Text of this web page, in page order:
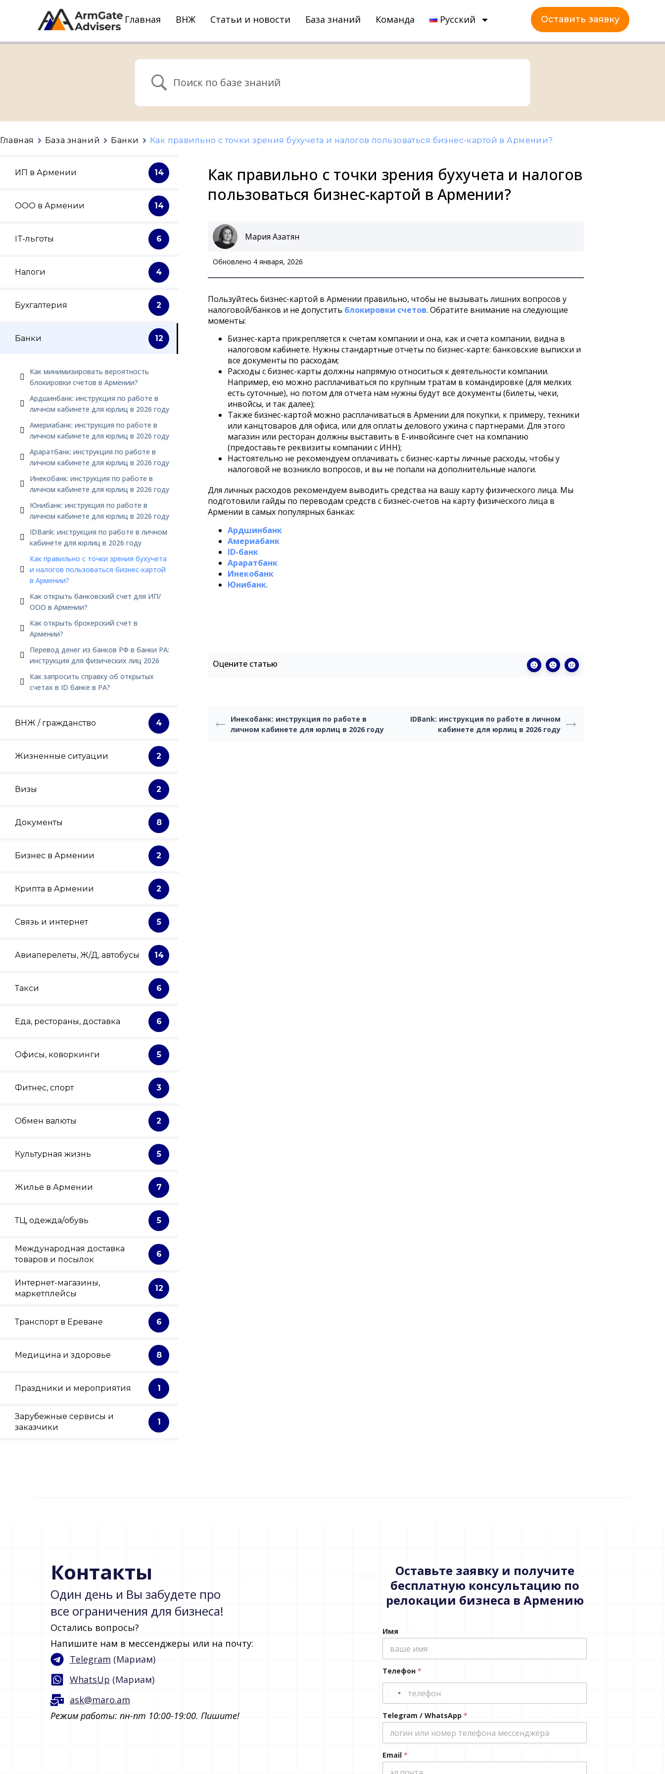
Главная ВНЖ Статьи и новости База знаний Команда Русский Оставить заявку
Главная База знаний Банки Как правильно с точки зрения бухучета и налогов пользоваться бизнес-картой в Армении?
ИП в Армении 14
ООО в Армении 14
IT-льготы 6
Налоги 4
Бухгалтерия 2
Банки 12
Как минимизировать вероятность
блокировки счетов в Армении?
Ардшинбанк: инструкция по работе в
личном кабинете для юрлиц в 2026 году
Америабанк: инструкция по работе в
личном кабинете для юрлиц в 2026 году
Араратбанк: инструкция по работе в
личном кабинете для юрлиц в 2026 году
Инекобанк: инструкция по работе в
личном кабинете для юрлиц в 2026 году
Юнибанк: инструкция по работе в
личном кабинете для юрлиц в 2026 году
IDBank: инструкция по работе в личном
кабинете для юрлиц в 2026 году
Как правильно с точки зрения бухучета
и налогов пользоваться бизнес-картой
в Армении?
Как открыть банковский счет для ИП/
ООО в Армении?
Как открыть брокерский счет в
Армении?
Перевод денег из банков РФ в банки РА:
инструкция для физических лиц 2026
Как запросить справку об открытых
счетах в ID банке в РА?
ВНЖ / гражданство 4
Жизненные ситуации 2
Визы 2
Документы 8
Бизнес в Армении 2
Крипта в Армении 2
Связь и интернет 5
Авиаперелеты, Ж/Д, автобусы 14
Такси 6
Еда, рестораны, доставка 6
Офисы, коворкинги 5
Фитнес, спорт 3
Обмен валюты 2
Культурная жизнь 5
Жилье в Армении 7
ТЦ, одежда/обувь 5
Международная доставка
товаров и посылок
6
Интернет-магазины,
маркетплейсы
12
Транспорт в Ереване 6
Медицина и здоровье 8
Праздники и мероприятия 1
Зарубежные сервисы и
заказчики
1
Как правильно с точки зрения бухучета и налогов
пользоваться бизнес-картой в Армении?
Мария Азатян
Обновлено 4 января, 2026
Пользуйтесь бизнес-картой в Армении правильно, чтобы не вызывать лишних вопросов у
налоговой/банков и не допустить блокировки счетов. Обратите внимание на следующие
моменты:
Бизнес-карта прикрепляется к счетам компании и она, как и счета компании, видна в
налоговом кабинете. Нужны стандартные отчеты по бизнес-карте: банковские выписки и
все документы по расходам;
Расходы с бизнес-карты должны напрямую относиться к деятельности компании.
Например, ею можно расплачиваться по крупным тратам в командировке (для мелких
есть суточные), но потом для отчета нам нужны будут все документы (билеты, чеки,
инвойсы, и так далее);
Также бизнес-картой можно расплачиваться в Армении для покупки, к примеру, техники
или канцтоваров для офиса, или для оплаты делового ужина с партнерами. Для этого
магазин или ресторан должны выставить в Е-инвойсинге счет на компанию
(предоставьте реквизиты компании с ИНН);
Настоятельно не рекомендуем оплачивать с бизнес-карты личные расходы, чтобы у
налоговой не возникло вопросов, и вы не попали на дополнительные налоги.
Для личных расходов рекомендуем выводить средства на вашу карту физического лица. Мы
подготовили гайды по переводам средств с бизнес-счетов на карту физического лица в
Армении в самых популярных банках:
Ардшинбанк
Америабанк
ID-банк
Араратбанк
Инекобанк
Юнибанк.
Оцените статью
Инекобанк: инструкция по работе в
личном кабинете для юрлиц в 2026 году
IDBank: инструкция по работе в личном
кабинете для юрлиц в 2026 году
Контакты
Один день и Вы забудете про
все ограничения для бизнеса!
Остались вопросы?
Напишите нам в мессенджеры или на почту:
Telegram (Мариам)
WhatsUp (Мариам)
ask@maro.am
Режим работы: пн-пт 10:00-19:00. Пишите!​
Оставьте заявку и получите
бесплатную консультацию по
релокации бизнеса в Армению
Имя
Телефон*
Telegram / WhatsApp*
Email*